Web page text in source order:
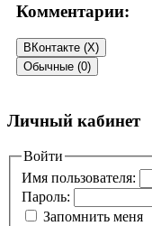
Комментарии:
ВКонтакте (X)
Обычные (0)
Добавить
Ваш адрес email не
помечены*
Комментарий*
Личный кабинет
Войти
Имя пользователя:
Пароль:
Запомнить меня